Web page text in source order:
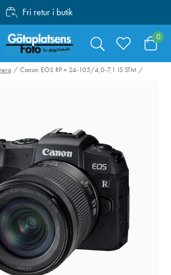
Fri retur i butik
Personlig service
Fri frakt över 1000:-
0
Focus Sports Optics
Solförmörkelse
Glasögon
Valoi easy35
Canon EOS RP + 24-105/4,0-7,1 IS STM